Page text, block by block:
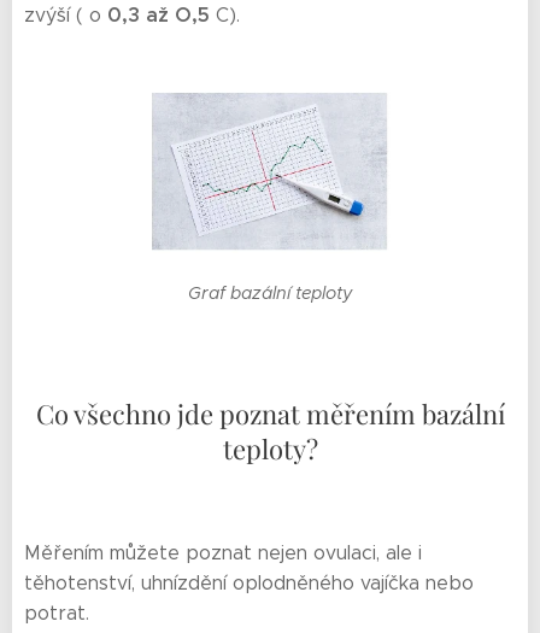
zvýší ( o 0,3 až O,5 C).
Graf bazální teploty
Co všechno jde poznat měřením bazální
teploty?
Měřením můžete poznat nejen ovulaci, ale i
těhotenství, uhnízdění oplodněného vajíčka nebo
potrat.